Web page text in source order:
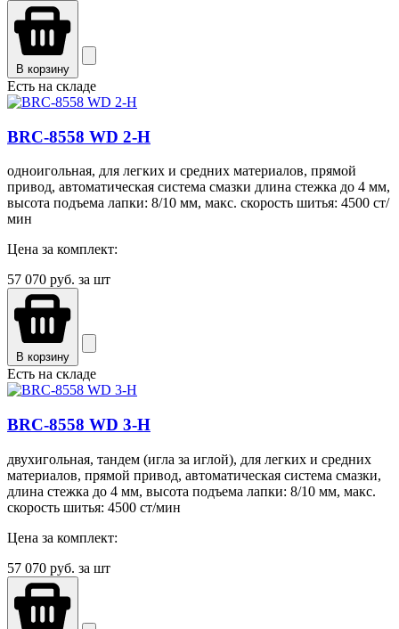
В корзину
Есть на складе
BRC-8558 WD 2-H
одноигольная, для легких и средних материалов, прямой
привод, автоматическая система смазки длина стежка до 4 мм,
высота подъема лапки: 8/10 мм, макс. скорость шитья: 4500 ст/
мин
Цена за комплект:
57 070 руб. за шт
В корзину
Есть на складе
BRC-8558 WD 3-H
двухигольная, тандем (игла за иглой), для легких и средних
материалов, прямой привод, автоматическая система смазки,
длина стежка до 4 мм, высота подъема лапки: 8/10 мм, макс.
скорость шитья: 4500 ст/мин
Цена за комплект:
57 070 руб. за шт